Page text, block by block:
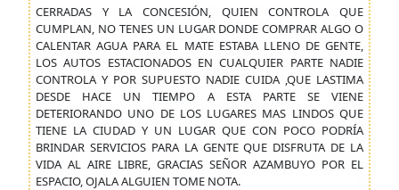
CERRADAS Y LA CONCESIÓN, QUIEN CONTROLA QUE
CUMPLAN, NO TENES UN LUGAR DONDE COMPRAR ALGO O
CALENTAR AGUA PARA EL MATE ESTABA LLENO DE GENTE,
LOS AUTOS ESTACIONADOS EN CUALQUIER PARTE NADIE
CONTROLA Y POR SUPUESTO NADIE CUIDA ,QUE LASTIMA
DESDE HACE UN TIEMPO A ESTA PARTE SE VIENE
DETERIORANDO UNO DE LOS LUGARES MAS LINDOS QUE
TIENE LA CIUDAD Y UN LUGAR QUE CON POCO PODRÍA
BRINDAR SERVICIOS PARA LA GENTE QUE DISFRUTA DE LA
VIDA AL AIRE LIBRE, GRACIAS SEÑOR AZAMBUYO POR EL
ESPACIO, OJALA ALGUIEN TOME NOTA.